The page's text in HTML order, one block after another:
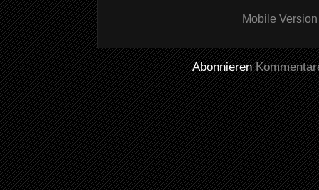
Mobile
Abonnieren